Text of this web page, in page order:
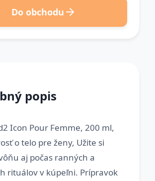
Do obchodu
popis
Icon Pour Femme, 200 ml,
o telo pre ženy, Užite si
aj počas ranných a
rituálov v kúpeľni. Prípravok